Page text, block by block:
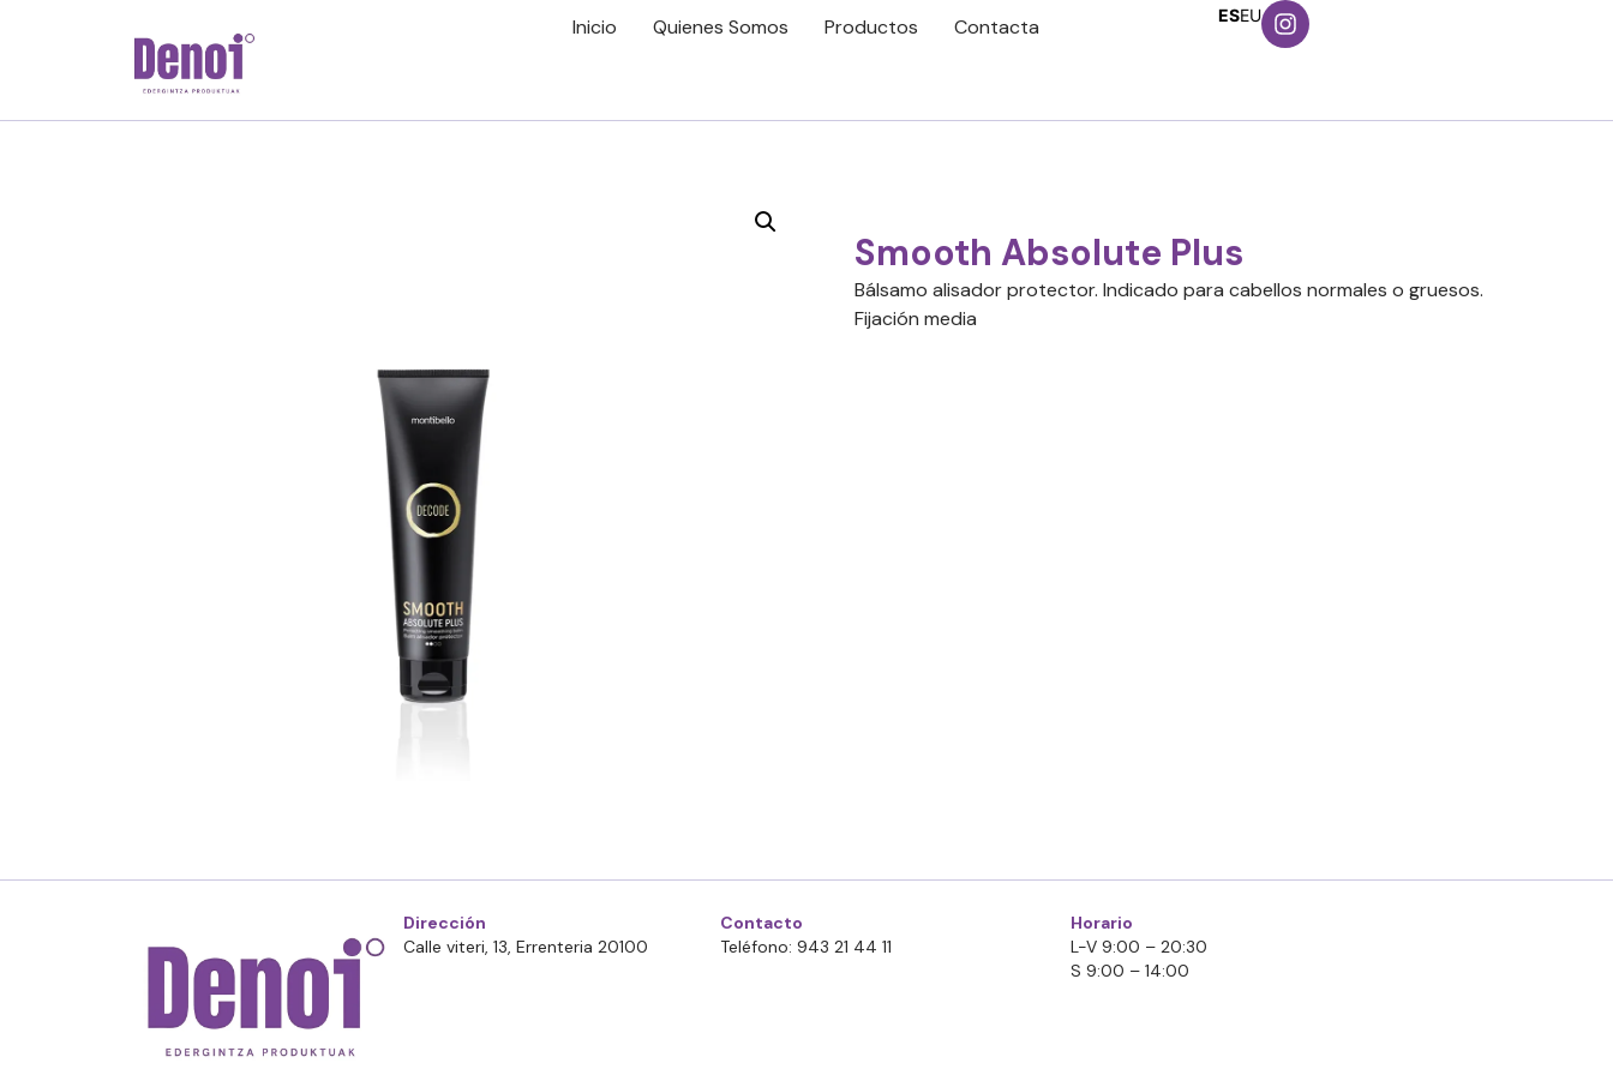
Inicio Quienes Somos Productos Contacta ESEU
Smooth Absolute Plus
Bálsamo alisador protector. Indicado para cabellos normales o gruesos.
Fijación media
Dirección
Calle viteri, 13, Errenteria 20100
Contacto
Teléfono: 943 21 44 11
Horario
L-V 9:00 – 20:30
S 9:00 – 14:00